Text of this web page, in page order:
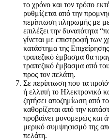
το χρόνο και τον τρόπο
ρυθμίζεται από την
περίπτωση πληρωμής με
επιλέξει την δυνατότητα
γίνεται με επιστροφή των
κατάστημα της
τραπεζικό έμβασμα θα
τραπεζικό έμβασμα από
προς τον πελάτη.
Σε περίπτωση που τα
ή ελλιπή το Ηλεκτρονικό
ζητήσει αποζημίωση από
καθορίζεται από την
προβαίνει μονομερώς και
μερικό συμψηφισμό της
πελάτη.